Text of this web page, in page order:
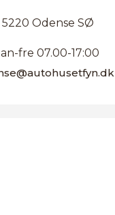
5220 Odense SØ
fre 07.00-17:00